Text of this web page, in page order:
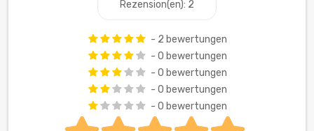
Rezension(en): 2
- 2 bewertungen
- 0 bewertungen
- 0 bewertungen
- 0 bewertungen
- 0 bewertungen